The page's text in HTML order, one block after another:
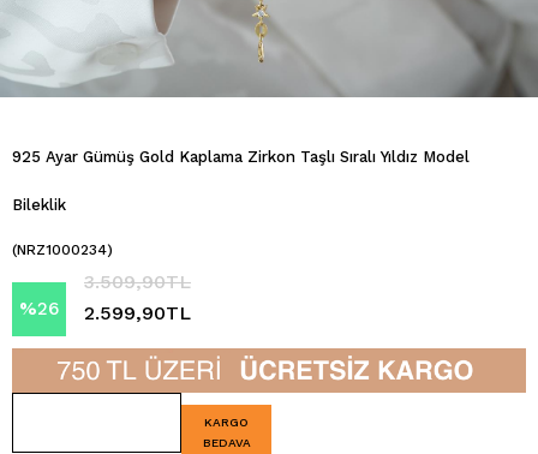
925 Ayar Gümüş Gold Kaplama Zirkon Taşlı Sıralı Yıldız Model
Bileklik
(NRZ1000234)
%26
İndirim
3.509,90TL
2.599,90TL
KARGO
BEDAVA